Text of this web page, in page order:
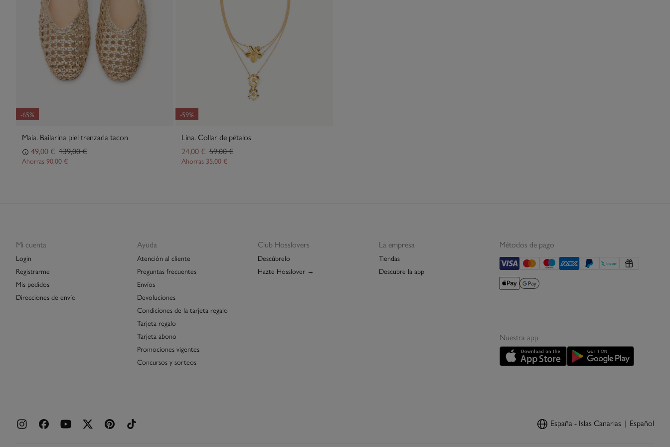
-65%
Maia. Bailarina piel trenzada tacon
49,00 € 139,00 €
Ahorras 90,00 €
-59%
Lina. Collar de pétalos
24,00 € 59,00 €
Ahorras 35,00 €
Mi cuenta
Login
Registrarme
Mis pedidos
Direcciones de envío
Ayuda
Atención al cliente
Preguntas frecuentes
Envíos
Devoluciones
Condiciones de la tarjeta regalo
Tarjeta regalo
Tarjeta abono
Promociones vigentes
Concursos y sorteos
Club Hosslovers
Descúbrelo
Hazte Hosslover →
La empresa
Tiendas
Descubre la app
Métodos de pago
Nuestra app
España - Islas Canarias Español